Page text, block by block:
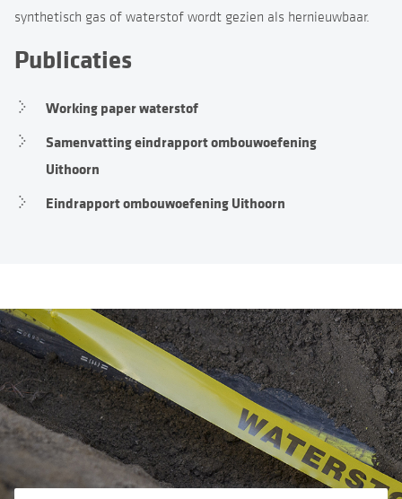
synthetisch gas of waterstof wordt gezien als hernieuwbaar.
Publicaties
Working paper waterstof
Samenvatting eindrapport ombouwoefening
Uithoorn
Eindrapport ombouwoefening Uithoorn